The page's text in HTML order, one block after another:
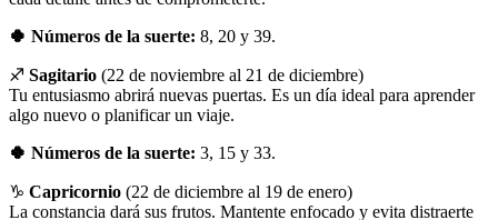
🍀 Números de la suerte: 8, 20 y 39.
♐ Sagitario (22 de noviembre al 21 de diciembre)
Tu entusiasmo abrirá nuevas puertas. Es un día ideal para aprender
algo nuevo o planificar un viaje.
🍀 Números de la suerte: 3, 15 y 33.
♑ Capricornio (22 de diciembre al 19 de enero)
La constancia dará sus frutos. Mantente enfocado y evita distraerte